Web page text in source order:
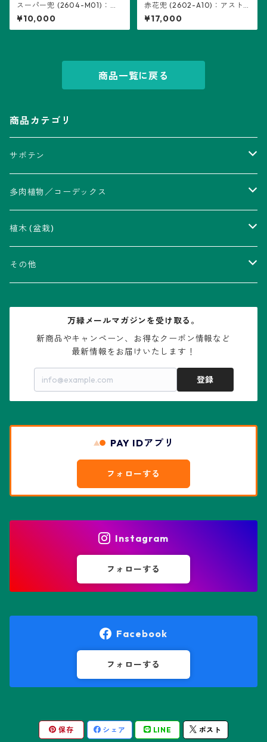
スーパー兜 (2604-M01)：ア
ストロフィツム属 ※実生、3頭
立ち
¥10,000
赤花兜 (2602-A10)：アスト
ロフィツム属 ※実生、五稜+複
稜あり
¥17,000
商品一覧に戻る
商品カテゴリ
サボテン
アストロフィツム属
瑠璃兜錦、兜丸錦
V-type兜
リザード・スキン兜
花園兜
アリオカルプス属
ウィギンシア属
エキノケレウス属
エキノプシス属
エリオシケ属
オレオケレウス属
friedrichii LB 2178
キリンドロオプンチア属
多肉植物／コーデックス
アカベ属
アロエ属
コノフィツム属
センナ属
パキポディウム属
フェネストラリア属
プセウドリトス属
ユーフォルビア属
植木 (盆栽)
ムクロジ科：カエデ属
その他
水石・景石
万緑メールマガジンを受け取る。
新商品やキャンペーン、お得なクーポン情報など
最新情報をお届けいたします！
登録
PAY IDアプリ
フォローする
Instagram
フォローする
Facebook
フォローする
保存 シェア LINE ポスト